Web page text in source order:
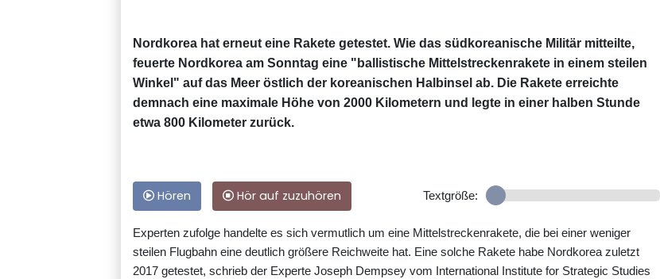
Nordkorea hat erneut eine Rakete getestet. Wie das südkoreanische Militär mitteilte,
feuerte Nordkorea am Sonntag eine "ballistische Mittelstreckenrakete in einem steilen
Winkel" auf das Meer östlich der koreanischen Halbinsel ab. Die Rakete erreichte
demnach eine maximale Höhe von 2000 Kilometern und legte in einer halben Stunde
etwa 800 Kilometer zurück.
Hören Hör auf zuzuhören Textgröße:
Experten zufolge handelte es sich vermutlich um eine Mittelstreckenrakete, die bei einer weniger
steilen Flugbahn eine deutlich größere Reichweite hat. Eine solche Rakete habe Nordkorea zuletzt
2017 getestet, schrieb der Experte Joseph Dempsey vom International Institute for Strategic Studies